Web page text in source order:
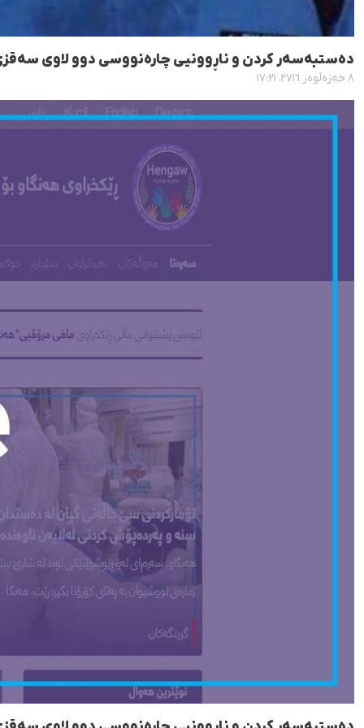
دەستبەسەر کردن و ناڕوونیی چارەنووسی دوو لاوی
٨ خەزەڵوەر ٢٧١٦، ١٧:٢١